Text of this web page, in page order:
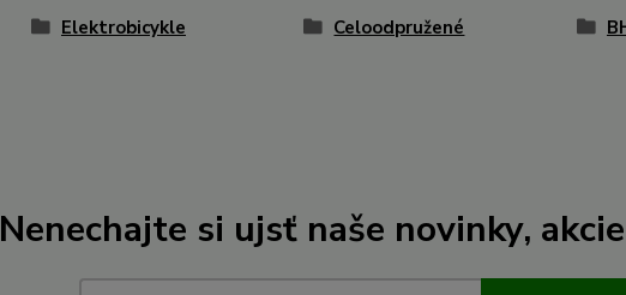
Elektrobicykle Celoodpružené
Nenechajte si ujsť naše novinky,